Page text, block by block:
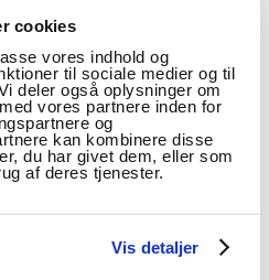
cookies
vores indhold og
til sociale medier og til
deler også oplysninger om
vores partnere inden for
og
kan kombinere disse
du har givet dem, eller som
af deres tjenester.
Vis detaljer
som kan støtte
undersøgende
som ”produktet”.
hvordan fladedækkende